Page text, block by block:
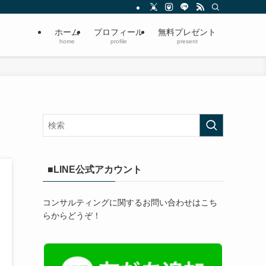
ホーム
home
プロフィール
profile
無料プレゼント
present
■LINE公式アカウント
コンサルティングに関するお問い合わせはこち
らからどうぞ！